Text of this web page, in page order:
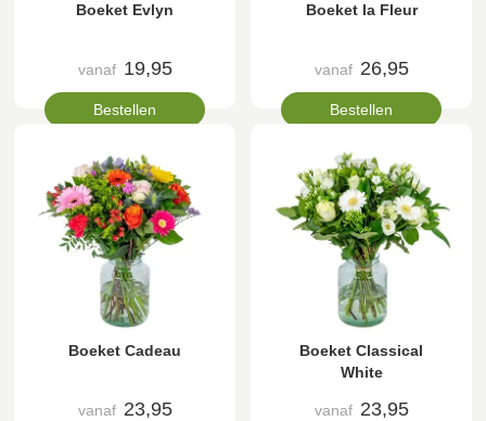
Boeket Evlyn
vanaf 19,95
Bestellen
Boeket la Fleur
vanaf 26,95
Bestellen
Boeket Cadeau
vanaf 23,95
Boeket Classical
White
vanaf 23,95